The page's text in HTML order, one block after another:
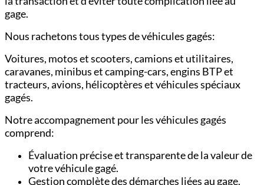
gage.
Nous rachetons tous types de véhicules gagés:
Voitures, motos et scooters,camions et utilitaires,
caravanes, minibus et camping-cars,engins BTP et
tracteurs,avions, hélicoptères et véhicules spéciaux
gagés.
Notre accompagnement pour les véhicules gagés
comprend:
Évaluation précise et transparente de la valeur de
votre véhicule gagé.
Gestion complète des démarches liées au gage.